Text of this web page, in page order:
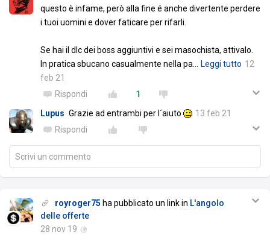
questo è infame, però alla fine é anche divertente perdere
i tuoi uomini e dover faticare per rifarli.
Se hai il dlc dei boss aggiuntivi e sei masochista, attivalo.
In pratica sbucano casualmente nella pa
Leggi tutto 12
feb 21
Rispondi
1
Lupus Grazie ad entrambi per l´aiuto
13 feb 21
Rispondi
Scrivi un commento
royroger75 ha pubblicato un link in L'angolo
delle offerte
28 nov 19